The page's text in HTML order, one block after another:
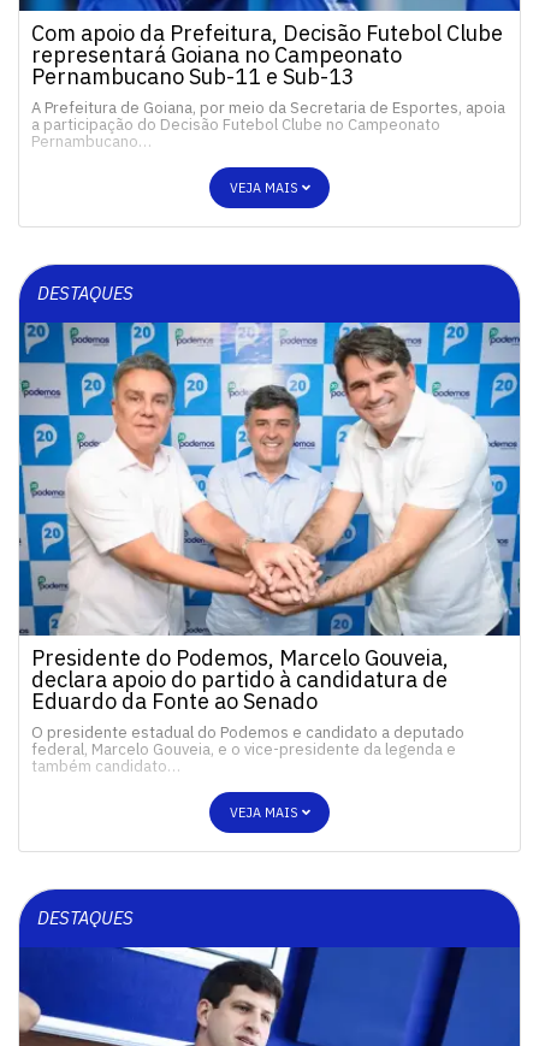
Com apoio da Prefeitura, Decisão Futebol Clube
representará Goiana no Campeonato
Pernambucano Sub-11 e Sub-13
A Prefeitura de Goiana, por meio da Secretaria de Esportes, apoia
a participação do Decisão Futebol Clube no Campeonato
Pernambucano…
VEJA MAIS
DESTAQUES
Presidente do Podemos, Marcelo Gouveia,
declara apoio do partido à candidatura de
Eduardo da Fonte ao Senado
O presidente estadual do Podemos e candidato a deputado
federal, Marcelo Gouveia, e o vice-presidente da legenda e
também candidato…
VEJA MAIS
DESTAQUES